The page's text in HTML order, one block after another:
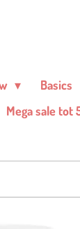
Basics
Mega sale tot